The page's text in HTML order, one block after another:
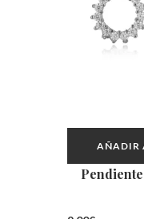
AÑADIR